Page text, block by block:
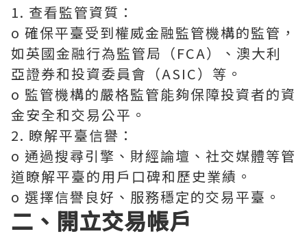
1. 查看監管資質：
o 確保平臺受到權威金融監管機構的監管，
如英國金融行為監管局（FCA）、澳大利
亞證券和投資委員會（ASIC）等。
o 監管機構的嚴格監管能夠保障投資者的資
金安全和交易公平。
2. 瞭解平臺信譽：
o 通過搜尋引擎、財經論壇、社交媒體等管
道瞭解平臺的用戶口碑和歷史業績。
o 選擇信譽良好、服務穩定的交易平臺。
二、開立交易帳戶